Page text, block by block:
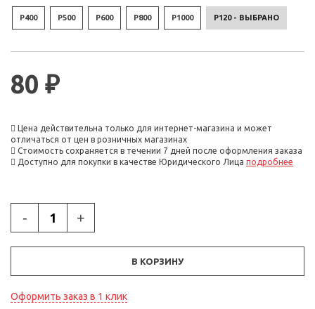
P400 P500 P600 P800 P1000 P120 - ВЫБРАНО
80 ₽
Цена действительна только для интернет-магазина и может
отличаться от цен в розничных магазинах
Стоимость сохраняется в течении 7 дней после оформления заказа
Доступно для покупки в качестве Юридического Лица подробнее
- +
В КОРЗИНУ
Оформить заказ в 1 клик